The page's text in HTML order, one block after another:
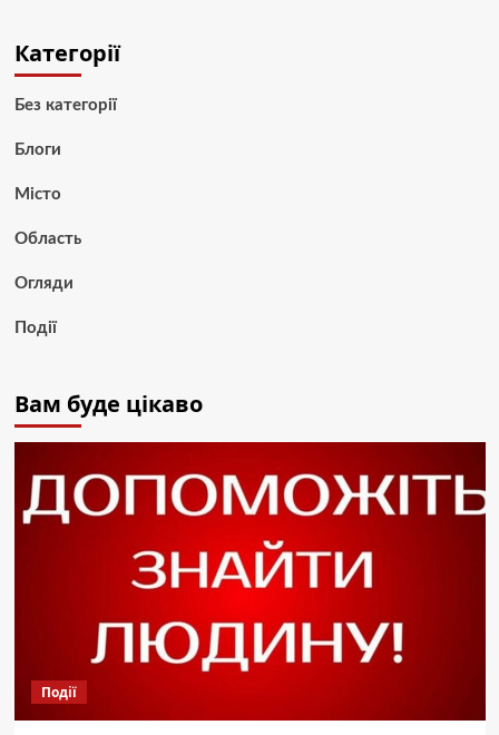
Категорії
Без категорії
Блоги
Місто
Область
Огляди
Події
Вам буде цікаво
Події